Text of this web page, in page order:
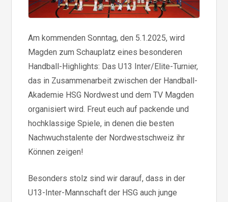
Am kommenden Sonntag, den 5.1.2025, wird
Magden zum Schauplatz eines besonderen
Handball-Highlights: Das U13 Inter/Elite-Turnier,
das in Zusammenarbeit zwischen der Handball-
Akademie HSG Nordwest und dem TV Magden
organisiert wird. Freut euch auf packende und
hochklassige Spiele, in denen die besten
Nachwuchstalente der Nordwestschweiz ihr
Können zeigen!
Besonders stolz sind wir darauf, dass in der
U13-Inter-Mannschaft der HSG auch junge